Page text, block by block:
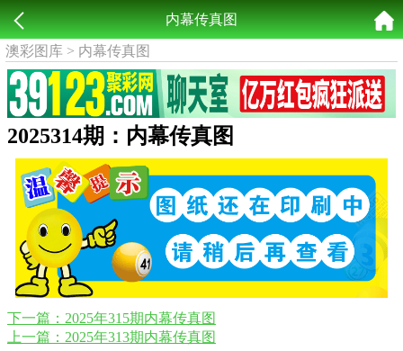
内幕传真图
澳彩图库 > 内幕传真图
2025314期：内幕传真图
下一篇：2025年315期内幕传真图
上一篇：2025年313期内幕传真图